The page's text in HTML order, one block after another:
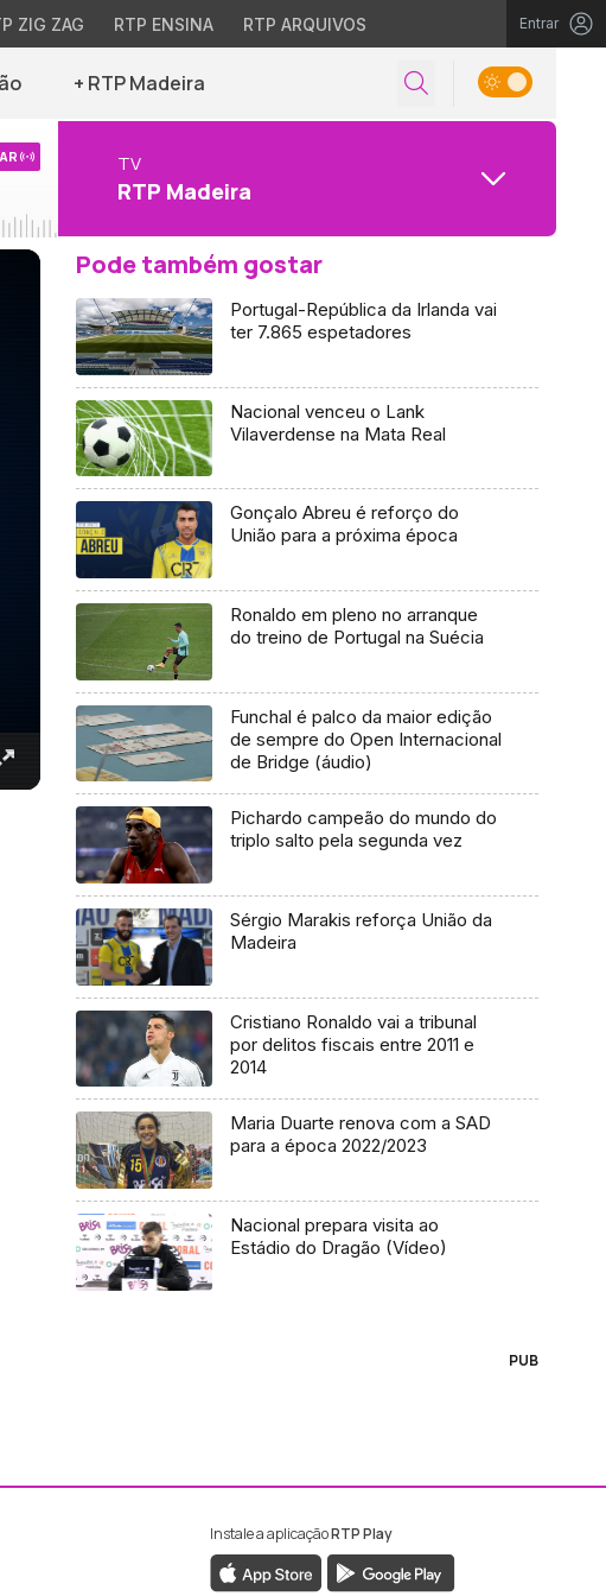
ZIG ZAG RTP ENSINA RTP ARQUIVOS Entrar
+ RTP Madeira
TV
RTP Madeira
Pode também gostar
Portugal-República da Irlanda vai
ter 7.865 espetadores
Nacional venceu o Lank
Vilaverdense na Mata Real
Gonçalo Abreu é reforço do
União para a próxima época
Ronaldo em pleno no arranque
do treino de Portugal na Suécia
Funchal é palco da maior edição
de sempre do Open Internacional
de Bridge (áudio)
Pichardo campeão do mundo do
triplo salto pela segunda vez
Sérgio Marakis reforça União da
Madeira
Cristiano Ronaldo vai a tribunal
por delitos fiscais entre 2011 e
2014
Maria Duarte renova com a SAD
para a época 2022/2023
Nacional prepara visita ao
Estádio do Dragão (Vídeo)
PUB
Facebook da RTP Madeira
ao Instagram da RTP Madeira
Instale a aplicaçãoRTP Play